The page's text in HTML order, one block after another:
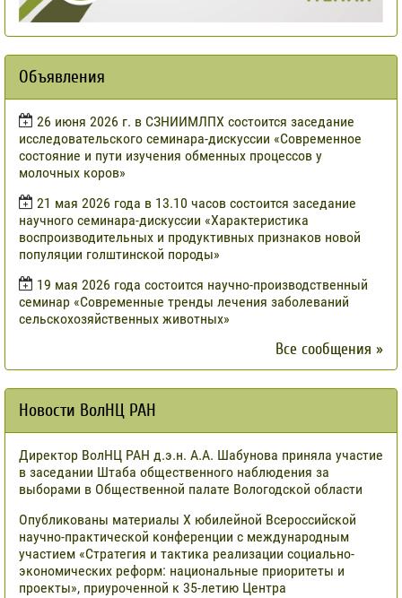
Объявления
​26 июня 2026 г. в СЗНИИМЛПХ состоится заседание
исследовательского семинара-дискуссии «Современное
состояние и пути изучения обменных процессов у
молочных коров»
21 мая 2026 года в 13.10 часов состоится заседание
научного семинара-дискуссии «Характеристика
воспроизводительных и продуктивных признаков новой
популяции голштинской породы»
19 мая 2026 года состоится научно-производственный
семинар «Современные тренды лечения заболеваний
сельскохозяйственных животных»
Все сообщения »
Новости ВолНЦ РАН
Директор ВолНЦ РАН д.э.н. А.А. Шабунова приняла участие
в заседании Штаба общественного наблюдения за
выборами в Общественной палате Вологодской области
Опубликованы материалы X юбилейной Всероссийской
научно-практической конференции с международным
участием «Стратегия и тактика реализации социально-
экономических реформ: национальные приоритеты и
проекты», приуроченной к 35-летию Центра